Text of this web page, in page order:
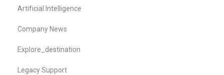
Artificial Intelligence
Company News
Explore_destination
Legacy Support